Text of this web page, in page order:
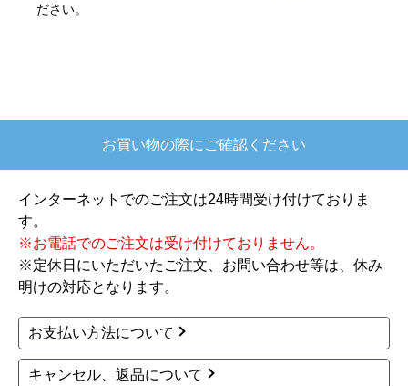
【注文からどのくらいで届きましたか？】
もあると思いますがあまりに早かったので少し驚
【その他感想・コメント】
ショップからの連絡もしっかりありましたし、商
できました。また機会があれば是非利用したいと
思います。
ださい。
お買い物の際にご確認ください
インターネットでのご注文は24時間受け付けておりま
す。
※お電話でのご注文は受け付けておりません。
※定休日にいただいたご注文、お問い合わせ等は、休み
明けの対応となります。
お支払い方法について
キャンセル、返品について